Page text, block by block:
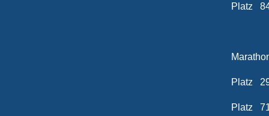
Platz
Platz
Platz